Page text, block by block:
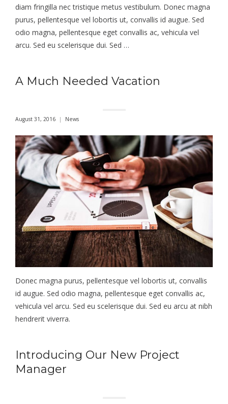
diam fringilla nec tristique metus vestibulum. Donec magna
purus, pellentesque vel lobortis ut, convallis id augue. Sed
odio magna, pellentesque eget convallis ac, vehicula vel
arcu. Sed eu scelerisque dui. Sed …
A Much Needed Vacation
August 31, 2016 News
Donec magna purus, pellentesque vel lobortis ut, convallis
id augue. Sed odio magna, pellentesque eget convallis ac,
vehicula vel arcu. Sed eu scelerisque dui. Sed eu arcu at nibh
hendrerit viverra.
Introducing Our New Project
Manager